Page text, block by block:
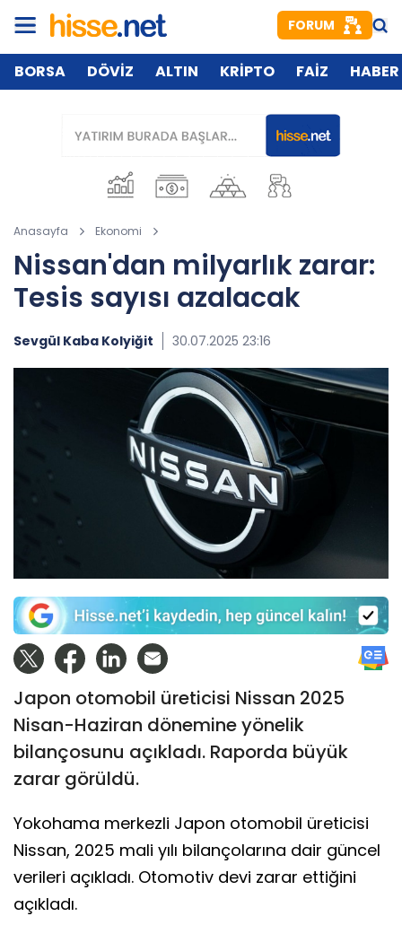
FORUM
BORSA DÖVİZ ALTIN KRİPTO FAİZ HABER
Anasayfa Ekonomi
Nissan'dan milyarlık zarar:
Tesis sayısı azalacak
Sevgül Kaba Kolyiğit 30.07.2025 23:16
Japon otomobil üreticisi Nissan 2025
Nisan-Haziran dönemine yönelik
bilançosunu açıkladı. Raporda büyük
zarar görüldü.
Yokohama merkezli Japon otomobil üreticisi
Nissan, 2025 mali yılı bilançolarına dair güncel
verileri açıkladı. Otomotiv devi zarar ettiğini
açıkladı.